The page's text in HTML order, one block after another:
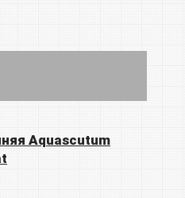
Aquascutum